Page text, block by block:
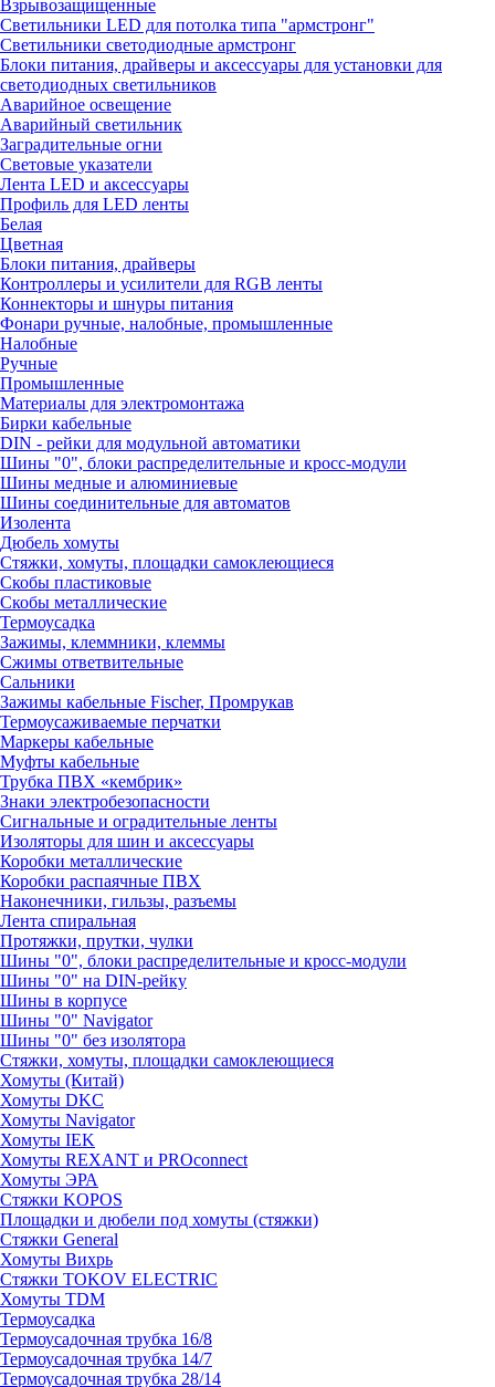
Взрывозащищенные
Светильники LED для потолка типа "армстронг"
Светильники светодиодные армстронг
Блоки питания, драйверы и аксессуары для установки для
светодиодных светильников
Аварийное освещение
Аварийный светильник
Заградительные огни
Световые указатели
Лента LED и аксессуары
Профиль для LED ленты
Белая
Цветная
Блоки питания, драйверы
Контроллеры и усилители для RGB ленты
Коннекторы и шнуры питания
Фонари ручные, налобные, промышленные
Налобные
Ручные
Промышленные
Материалы для электромонтажа
Бирки кабельные
DIN - рейки для модульной автоматики
Шины "0", блоки распределительные и кросс-модули
Шины медные и алюминиевые
Шины соединительные для автоматов
Изолента
Дюбель хомуты
Стяжки, хомуты, площадки самоклеющиеся
Скобы пластиковые
Скобы металлические
Термоусадка
Зажимы, клеммники, клеммы
Сжимы ответвительные
Сальники
Зажимы кабельные Fischer, Промрукав
Термоусаживаемые перчатки
Маркеры кабельные
Муфты кабельные
Трубка ПВХ «кембрик»
Знаки электробезопасности
Сигнальные и оградительные ленты
Изоляторы для шин и аксессуары
Коробки металлические
Коробки распаячные ПВХ
Наконечники, гильзы, разъемы
Лента спиральная
Протяжки, прутки, чулки
Шины "0", блоки распределительные и кросс-модули
Шины "0" на DIN-рейку
Шины в корпусе
Шины "0" Navigator
Шины "0" без изолятора
Стяжки, хомуты, площадки самоклеющиеся
Хомуты (Китай)
Хомуты DKC
Хомуты Navigator
Хомуты IEK
Хомуты REXANT и PROconnect
Хомуты ЭРА
Стяжки KOPOS
Площадки и дюбели под хомуты (стяжки)
Стяжки General
Хомуты Вихрь
Стяжки TOKOV ELECTRIC
Хомуты TDM
Термоусадка
Термоусадочная трубка 16/8
Термоусадочная трубка 14/7
Термоусадочная трубка 28/14